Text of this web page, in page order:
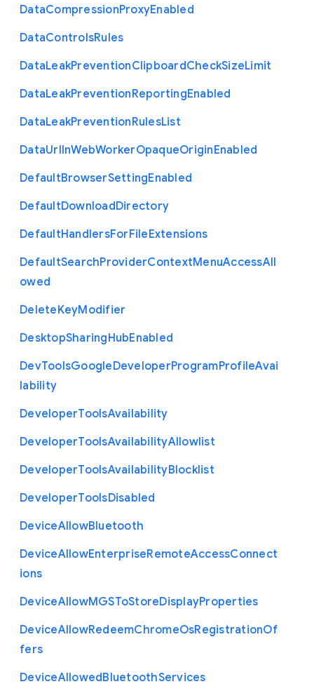
DataCompressionProxyEnabled
DataControlsRules
DataLeakPreventionClipboardCheckSizeLimit
DataLeakPreventionReportingEnabled
DataLeakPreventionRulesList
DataUrlInWebWorkerOpaqueOriginEnabled
DefaultBrowserSettingEnabled
DefaultDownloadDirectory
DefaultHandlersForFileExtensions
DefaultSearchProviderContextMenuAccessAll
owed
DeleteKeyModifier
DesktopSharingHubEnabled
DevToolsGoogleDeveloperProgramProfileAvai
lability
DeveloperToolsAvailability
DeveloperToolsAvailabilityAllowlist
DeveloperToolsAvailabilityBlocklist
DeveloperToolsDisabled
DeviceAllowBluetooth
DeviceAllowEnterpriseRemoteAccessConnect
ions
DeviceAllowMGSToStoreDisplayProperties
DeviceAllowRedeemChromeOsRegistrationOf
fers
DeviceAllowedBluetoothServices